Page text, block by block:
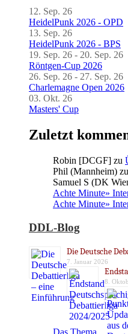
12. Sep. 26
HeidelPunk 2026 - OPD
13. Sep. 26
HeidelPunk 2026 - BPS
19. Sep. 26 - 20. Sep. 26
Röntgen-Cup 2026
26. Sep. 26 - 27. Sep. 26
Charlemagne Open 2026
03. Okt. 26
Masters' Cup
Zuletzt
Robin [DCGF] zu
Phil (Mannheim) zu
Samuel S (DK
Achte Minute»
Achte Minute»
DDL-Blog
Die Deutsche
7. Januar 2026
8.